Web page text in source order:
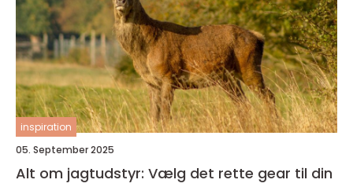
inspiration
05. September 2025
Alt om jagtudstyr: Vælg det rette gear til din